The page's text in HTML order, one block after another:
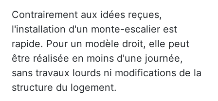
Contrairement aux idées reçues,
l'installation d'un monte-escalier est
rapide. Pour un modèle droit, elle peut
être réalisée en moins d'une journée,
sans travaux lourds ni modifications de la
structure du logement.